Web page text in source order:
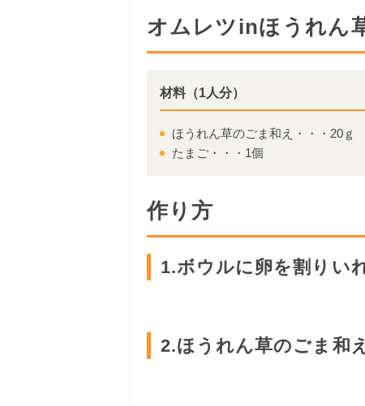
オムレツinほうれん
材料（1人分）
ほうれん草のごま和え・・・20ｇ
たまご・・・1個
作り方
1.ボウルに卵を割りい
2.ほうれん草のごま和